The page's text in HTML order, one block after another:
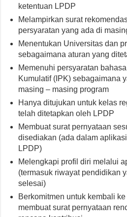
ketentuan LPDP
Melampirkan surat
persyaratan yang ada di
Menentukan Universitas dan
sebagaimana aturan yang
Memenuhi persyaratan
Kumulatif (IPK) sebagaimana
masing – masing program
Hanya ditujukan untuk kelas
telah ditetapkan oleh LPDP
Membuat surat pernyataan
disediakan (ada dalam
LPDP)
Melengkapi profil diri melalui
(termasuk riwayat pendidikan
selesai)
Berkomitmen untuk kembali
membuat surat pernyataan